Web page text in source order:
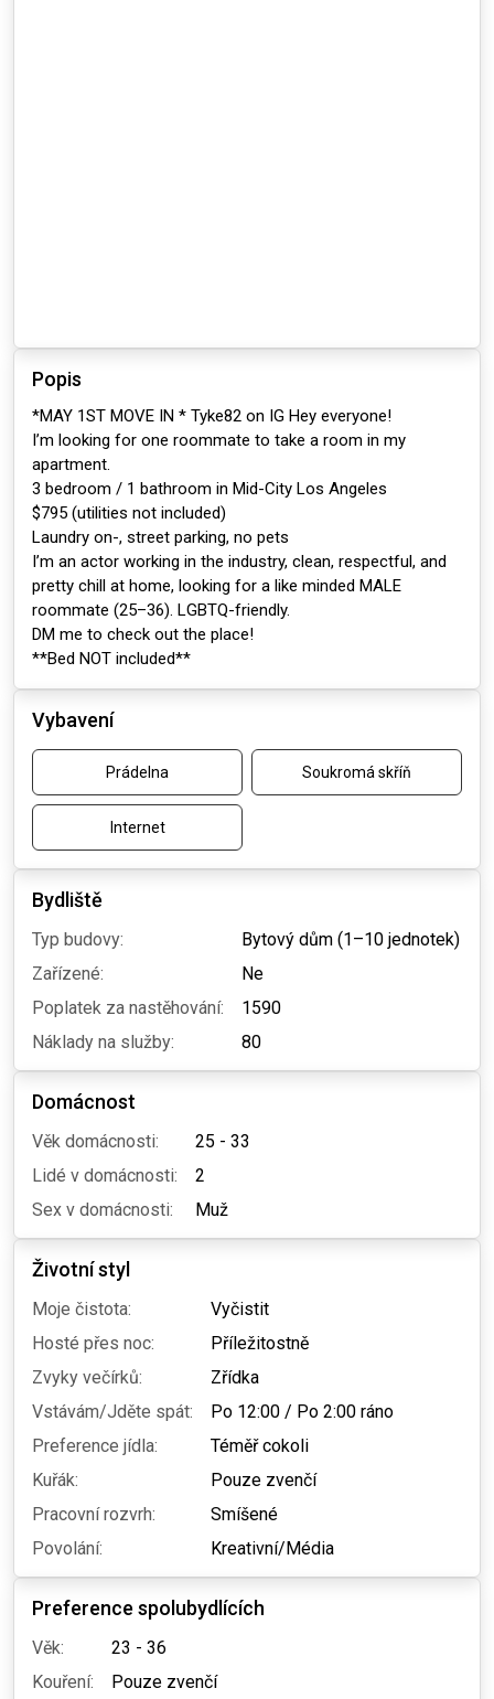
Popis
*MAY 1ST MOVE IN * Tyke82 on IG Hey everyone!
I’m looking for one roommate to take a room in my
apartment.
3 bedroom / 1 bathroom in Mid-City Los Angeles
$795 (utilities not included)
Laundry on-, street parking, no pets
I’m an actor working in the industry, clean, respectful, and
pretty chill at home, looking for a like minded MALE
roommate (25–36). LGBTQ-friendly.
DM me to check out the place!
**Bed NOT included**
Vybavení
Prádelna Soukromá skříň
Internet
Bydliště
Typ budovy:
Bytový dům (1–10 jednotek)
Zařízené:
Ne
Poplatek za nastěhování:
1590
Náklady na služby:
80
Domácnost
Věk domácnosti:
25 - 33
Lidé v domácnosti:
2
Sex v domácnosti:
Muž
Životní styl
Moje čistota:
Vyčistit
Hosté přes noc:
Příležitostně
Zvyky večírků:
Zřídka
Vstávám/Jděte spát:
Po 12:00 / Po 2:00 ráno
Preference jídla:
Téměř cokoli
Kuřák:
Pouze zvenčí
Pracovní rozvrh:
Smíšené
Povolání:
Kreativní/Média
Preference spolubydlících
Věk:
23 - 36
Kouření:
Pouze zvenčí